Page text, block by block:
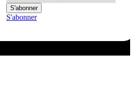
S'abonner
S'abonner